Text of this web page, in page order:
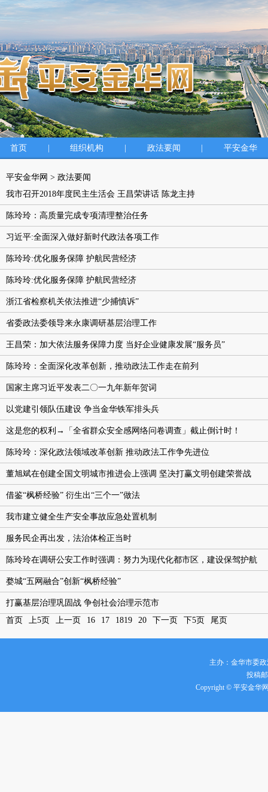
首页 组织机构 政法要闻 平安金华
平安金华网 > 政法要闻
我市召开2018年度民主生活会 王昌荣讲话 陈龙主持
陈玲玲：高质量完成专项清理整治任务
习近平:全面深入做好新时代政法各项工作
陈玲玲:优化服务保障 护航民营经济
陈玲玲:优化服务保障 护航民营经济
浙江省检察机关依法推进“少捕慎诉”
省委政法委领导来永康调研基层治理工作
王昌荣：加大依法服务保障力度 当好企业健康发展“服务员”
陈玲玲：全面深化改革创新，推动政法工作走在前列
国家主席习近平发表二〇一九年新年贺词
以党建引领队伍建设 争当金华铁军排头兵
这是您的权利→「全省群众安全感网络问卷调查」截止倒计时！
陈玲玲：深化政法领域改革创新 推动政法工作争先进位
董旭斌在创建全国文明城市推进会上强调 坚决打赢文明创建荣誉战
借鉴“枫桥经验” 衍生出“三个一”做法
我市建立健全生产安全事故应急处置机制
服务民企再出发，法治体检正当时
陈玲玲在调研公安工作时强调：努力为现代化都市区，建设保驾护航
婺城“五网融合”创新“枫桥经验”
打赢基层治理巩固战 争创社会治理示范市
首页
上5页 上一页 16 17 1819 20 下一页 下5页 尾页
主办：金华市委
投稿
Copyright © 平安金华